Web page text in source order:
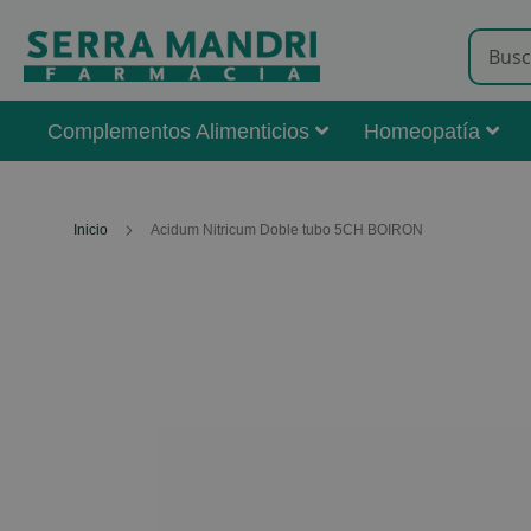
Complementos Alimenticios Homeopatía
Inicio Acidum Nitricum Doble tubo 5CH BOIRON